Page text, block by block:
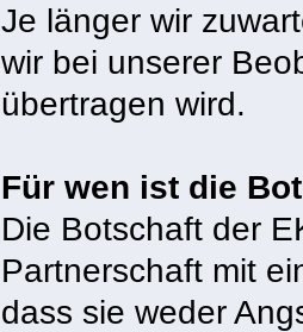
Je länger wir
wir bei unserer
übertragen wird.
Für wen ist die
Die Botschaft der
Partnerschaft mit
dass sie weder